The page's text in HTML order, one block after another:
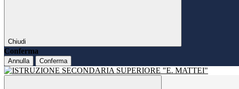
Chiudi
Conferma
Annulla Conferma